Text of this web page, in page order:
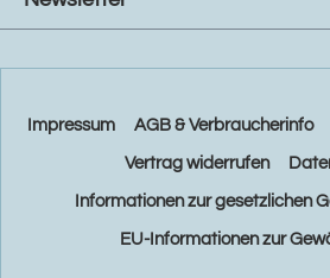
Impressum AGB & Verbraucherinfo
Vertrag widerrufen
Informationen zur gesetzlichen
EU-Informationen zur